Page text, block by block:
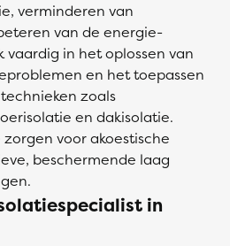
verminderen van
van de energie-
in het oplossen van
en het toepassen
zoals
en dakisolatie.
voor akoestische
beschermende laag
in